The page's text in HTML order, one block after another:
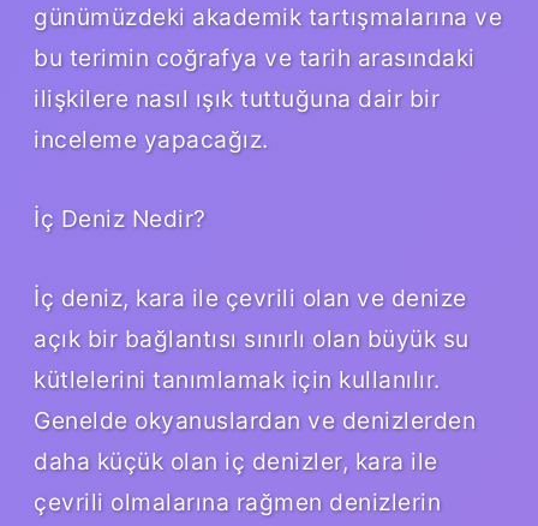
günümüzdeki akademik tartışmalarına ve
bu terimin coğrafya ve tarih arasındaki
ilişkilere nasıl ışık tuttuğuna dair bir
inceleme yapacağız.
İç Deniz Nedir?
İç deniz, kara ile çevrili olan ve denize
açık bir bağlantısı sınırlı olan büyük su
kütlelerini tanımlamak için kullanılır.
Genelde okyanuslardan ve denizlerden
daha küçük olan iç denizler, kara ile
çevrili olmalarına rağmen denizlerin